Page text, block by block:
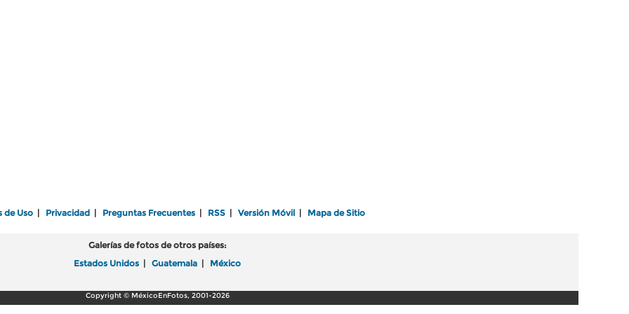
de Uso Privacidad Preguntas Frecuentes RSS Versión Móvil Mapa de Sitio
Galerías de fotos de otros países:
Estados Unidos
Guatemala México
Copyright © MéxicoEnFotos, 2001-2026